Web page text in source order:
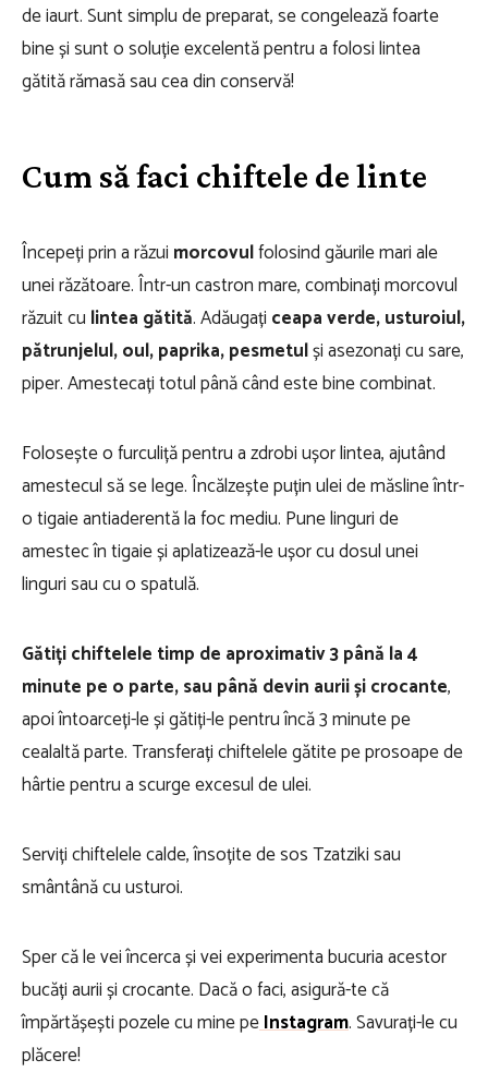
de iaurt. Sunt simplu de preparat, se congelează foarte
bine și sunt o soluție excelentă pentru a folosi lintea
gătită rămasă sau cea din conservă!
Cum să faci chiftele de linte
Începeți prin a răzui morcovulfolosind găurile mari ale
unei răzătoare. Într-un castron mare, combinați morcovul
răzuit cu lintea gătită. Adăugați ceapa verde, usturoiul,
pătrunjelul, oul, paprika, pesmetulși asezonați cu sare,
piper. Amestecați totul până când este bine combinat.
Folosește o furculiță pentru a zdrobi ușor lintea, ajutând
amestecul să se lege. Încălzește puțin ulei de măsline într-
o tigaie antiaderentă la foc mediu. Pune linguri de
amestec în tigaie și aplatizează-le ușor cu dosul unei
linguri sau cu o spatulă.
Gătiți chiftelele timp de aproximativ 3 până la 4
minute pe o parte, sau până devin aurii și crocante,
apoi întoarceți-le și gătiți-le pentru încă 3 minute pe
cealaltă parte. Transferați chiftelele gătite pe prosoape de
hârtie pentru a scurge excesul de ulei.
Serviți chiftelele calde, însoțite de sos Tzatziki sau
smântână cu usturoi.
Sper că le vei încerca și vei experimenta bucuria acestor
bucăți aurii și crocante. Dacă o faci, asigură-te că
împărtășești pozele cu mine peInstagram. Savurați-le cu
plăcere!